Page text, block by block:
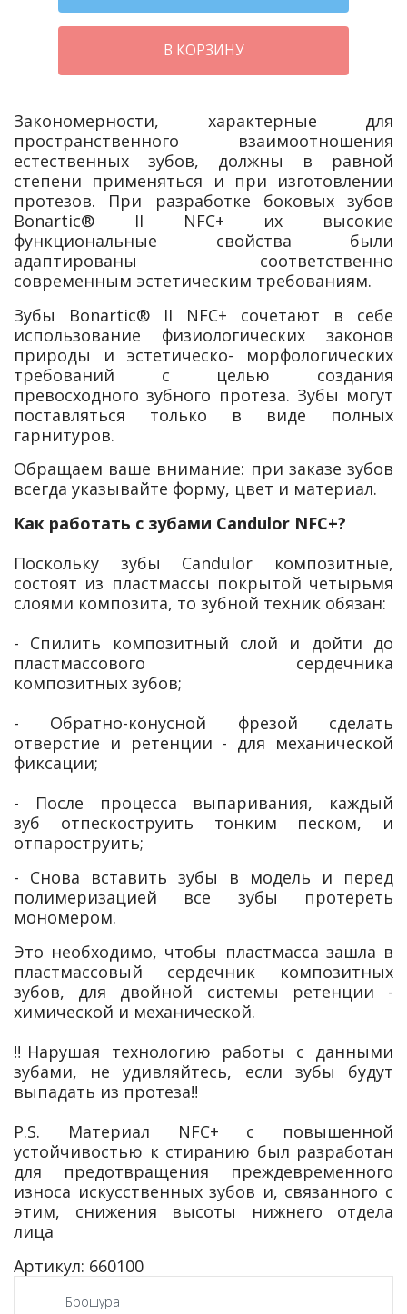
В КОРЗИНУ
Закономерности, характерные для
пространственного взаимоотношения
естественных зубов, должны в равной
степени применяться и при изготовлении
протезов. При разработке боковых зубов
Bonartic® II NFC+ их высокие
функциональные свойства были
адаптированы соответственно
современным эстетическим требованиям.
Зубы Bonartic® II NFC+ сочетают в себе
использование физиологических законов
природы и эстетическо- морфологических
требований с целью создания
превосходного зубного протеза. Зубы могут
поставляться только в виде полных
гарнитуров.
Обращаем ваше внимание: при заказе зубов
всегда указывайте форму, цвет и материал.
Как работать с зубами Candulor NFC+?
Поскольку зубы Candulor композитные,
состоят из пластмассы покрытой четырьмя
слоями композита, то зубной техник обязан:
- Спилить композитный слой и дойти до
пластмассового сердечника
композитных зубов;
- Обратно-конусной фрезой сделать
отверстие и ретенции - для механической
фиксации;
- После процесса выпаривания, каждый
зуб отпескоструить тонким песком, и
отпароструить;
- Снова вставить зубы в модель и перед
полимеризацией все зубы протереть
мономером.
Это необходимо, чтобы пластмасса зашла в
пластмассовый сердечник композитных
зубов, для двойной системы ретенции -
химической и механической.
‼️Нарушая технологию работы с данными
зубами, не удивляйтесь, если зубы будут
выпадать из протеза‼️
P.S. Материал NFC+ с повышенной
устойчивостью к стиранию был разработан
для предотвращения преждевременного
износа искусственных зубов и, связанного с
этим, снижения высоты нижнего отдела
лица
Артикул: 660100
Брошура